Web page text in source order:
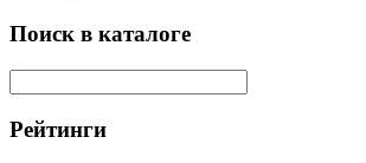
Поиск в каталоге
Рейтинги